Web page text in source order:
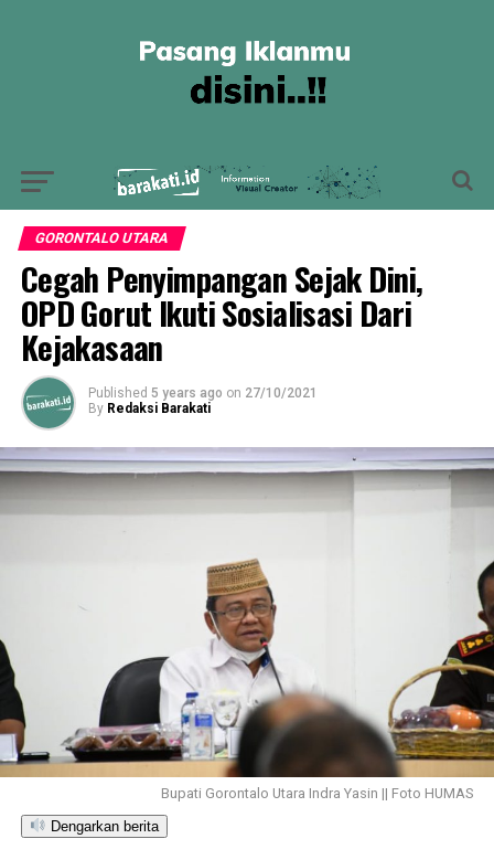
GORONTALO UTARA
Cegah Penyimpangan Sejak Dini,
OPD Gorut Ikuti Sosialisasi Dari
Kejakasaan
Published 5 years ago on 27/10/2021
By Redaksi Barakati
Bupati Gorontalo Utara Indra Yasin || Foto HUMAS
Dengarkan berita